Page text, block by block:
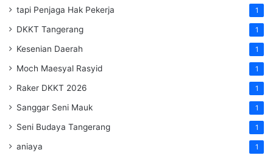
tapi Penjaga Hak Pekerja 1
DKKT Tangerang 1
Kesenian Daerah 1
Moch Maesyal Rasyid 1
Raker DKKT 2026 1
Sanggar Seni Mauk 1
Seni Budaya Tangerang 1
aniaya 1